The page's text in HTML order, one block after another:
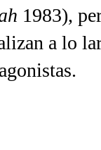
1983),
a lo